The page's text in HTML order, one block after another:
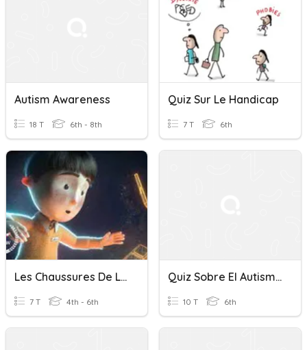
Autism Awareness
18 T 6th - 8th
Quiz Sur Le Handicap
7 T 6th
Les Chaussures De Louis
7 T 4th - 6th
Quiz Sobre El Autismo
10 T 6th